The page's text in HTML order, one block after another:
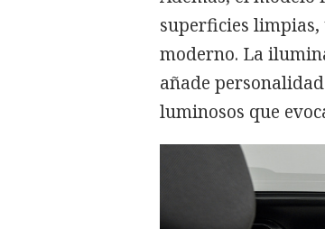
superficies
moderno. La
añade
luminosos que